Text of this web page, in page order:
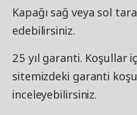
Kapağı sağ veya sol
edebilirsiniz.
25 yıl garanti. Koşullar
sitemizdeki garanti
inceleyebilirsiniz.